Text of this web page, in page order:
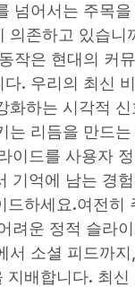
넘어서는 주목
의존하고 있습니
작은 현대의 커
. 우리의 최신
화하는 시각적 신
는 리듬을 만드
이드를 사용자
기억에 남는 경
드하세요.여전히
려운 정적 슬라
서 소셜 피드까
지배합니다. 최